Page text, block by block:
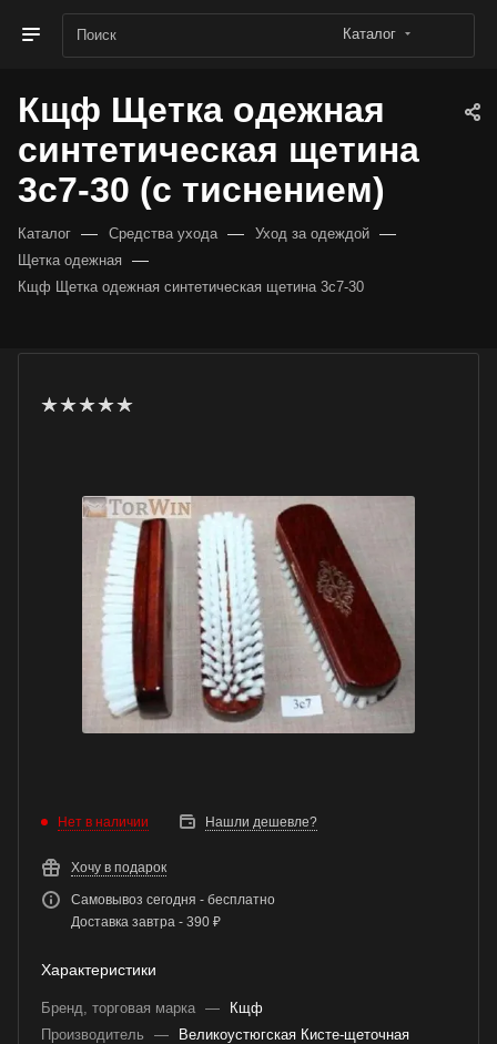
Каталог
Кщф Щетка одежная
синтетическая щетина
3с7-30 (с тиснением)
Каталог — Средства ухода — Уход за одеждой —
Щетка одежная —
Кщф Щетка одежная синтетическая щетина 3с7-30
Нет в наличии Нашли дешевле?
Хочу в подарок
Самовывоз сегодня - бесплатно
Доставка завтра - 390 ₽
Характеристики
Бренд, торговая марка —
Кщф
Производитель
—
Великоустюгская Кисте-щеточная